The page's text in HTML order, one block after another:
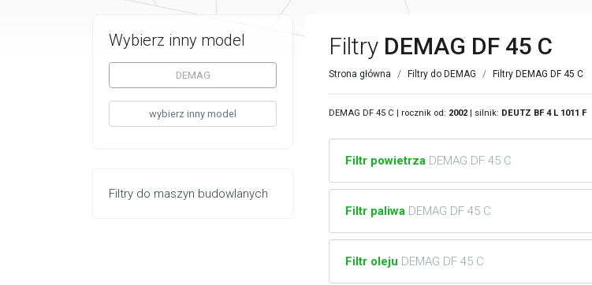
Wybierz inny model
DEMAG
wybierz inny model
Filtry do maszyn budowlanych
Filtry DEMAG DF 45 C
Strona główna Filtry do DEMAG Filtry DEMAG DF 45 C
DEMAG DF 45 C | rocznik od: 2002 | silnik: DEUTZ BF 4 L 1011 F
Filtr powietrza DEMAG DF 45 C
Filtr paliwa DEMAG DF 45 C
Filtr oleju DEMAG DF 45 C